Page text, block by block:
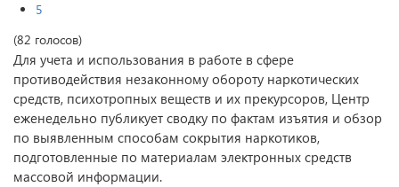
5
(82 голосов)
Для учета и использования в работе в сфере
противодействия незаконному обороту наркотических
средств, психотропных веществ и их прекурсоров, Центр
еженедельно публикует сводку по фактам изъятия и обзор
по выявленным способам сокрытия наркотиков,
подготовленные по материалам электронных средств
массовой информации.